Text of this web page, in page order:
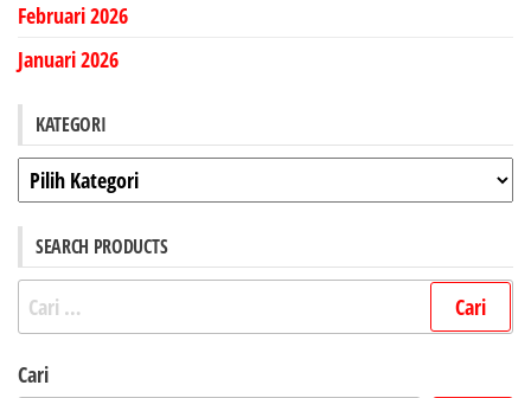
Februari 2026
Januari 2026
KATEGORI
Kategori
SEARCH PRODUCTS
Cari
untuk:
Cari